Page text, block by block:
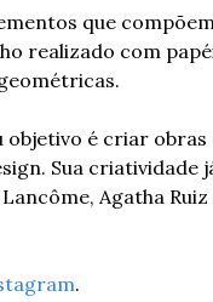
que
realizado com
objetivo é criar
Sua criatividade
Agatha
.